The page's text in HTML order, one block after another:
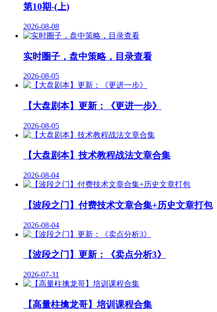
第10期-(上)
2026-08-08
实时圈子，盘中策略，目录查看
2026-08-05
【大盘剧本】更新：《更进一步》
2026-08-05
【大盘剧本】技术教程战法文章合集
2026-08-04
【波段之门】付费技术文章合集+历史文章打包
2026-08-04
【波段之门】更新：《卖点分析3》
2026-07-31
【高量柱擒龙哥】培训课程合集